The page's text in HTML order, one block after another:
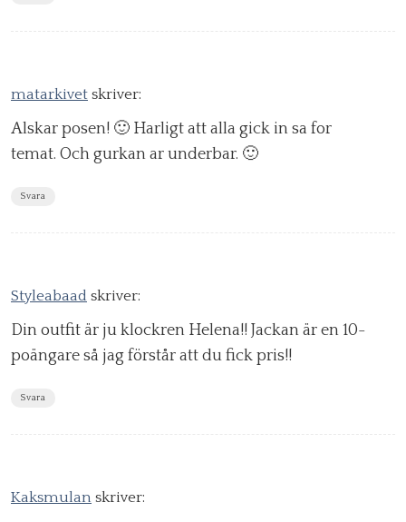
matarkivet skriver:
Alskar posen! 🙂 Harligt att alla gick in sa for
temat. Och gurkan ar underbar. 🙂
Svara
Styleabaad skriver:
Din outfit är ju klockren Helena!! Jackan är en 10-
poängare så jag förstår att du fick pris!!
Svara
Kaksmulan skriver: